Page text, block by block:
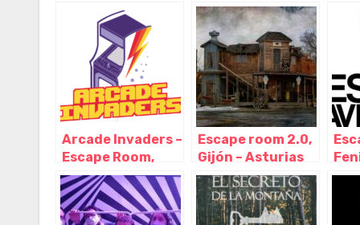
(Local 2), Gijón –
Asturias
Asturias
Arcade Invaders –
Escape Room,
Gijón – Asturias
Escape room 2.0,
Gijón – Asturias